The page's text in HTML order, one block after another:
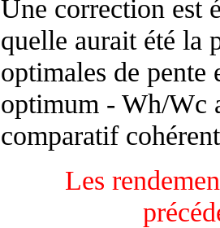
Une correction est
quelle aurait été la
optimales de
optimum - Wh/Wc
comparatif
Les